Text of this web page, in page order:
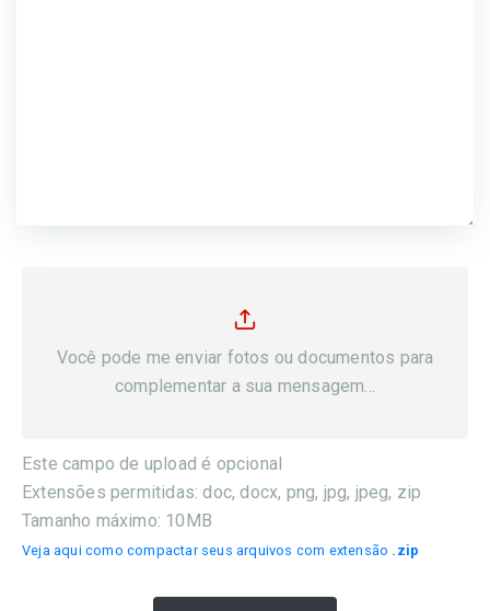
Você pode me enviar fotos ou documentos para
complementar a sua mensagem...
Este campo de upload é opcional
Extensões permitidas: doc, docx, png, jpg, jpeg, zip
Tamanho máximo: 10MB
Veja aqui como compactar seus arquivos com extensão .zip